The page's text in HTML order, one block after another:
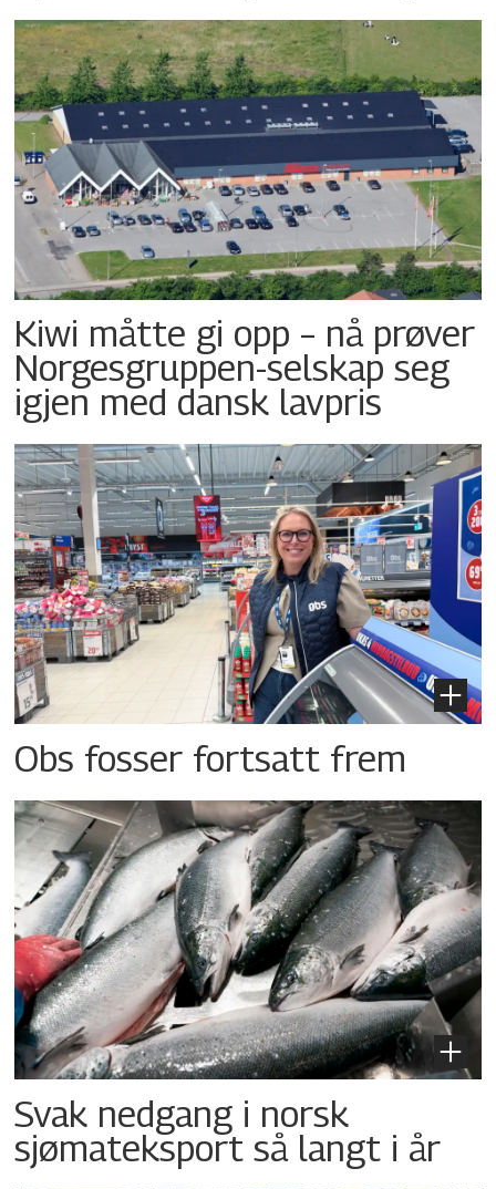
Kiwi måtte gi opp – nå prøver
Norgesgruppen-selskap seg
igjen med dansk lavpris
Obs fosser fortsatt frem
Svak nedgang i norsk
sjømateksport så langt i år